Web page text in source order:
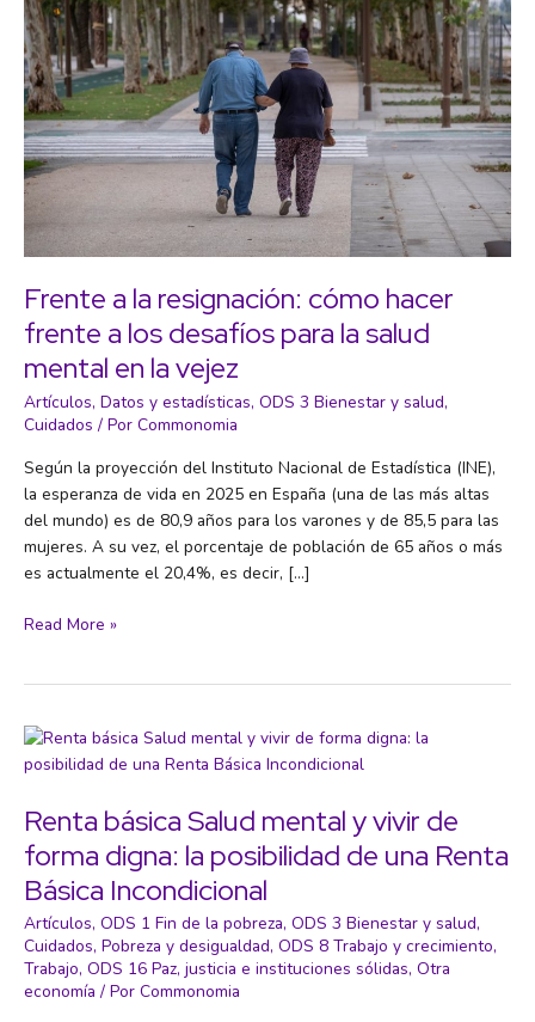
Frente a la resignación: cómo hacer
frente a los desafíos para la salud
mental en la vejez
Artículos, Datos y estadísticas, ODS 3 Bienestar y salud,
Cuidados / Por Commonomia
Según la proyección del Instituto Nacional de Estadística (INE),
la esperanza de vida en 2025 en España (una de las más altas
del mundo) es de 80,9 años para los varones y de 85,5 para las
mujeres. A su vez, el porcentaje de población de 65 años o más
es actualmente el 20,4%, es decir, […]
Frente
cómo
hacer
frente
a
los
desafíos
para
la
salud
mental
en
Read More »
Renta básica Salud mental y vivir de
forma digna: la posibilidad de una Renta
Básica Incondicional
Artículos, ODS 1 Fin de la pobreza, ODS 3 Bienestar y salud,
Cuidados, Pobreza y desigualdad, ODS 8 Trabajo y crecimiento,
Trabajo, ODS 16 Paz, justicia e instituciones sólidas, Otra
economía / Por Commonomia